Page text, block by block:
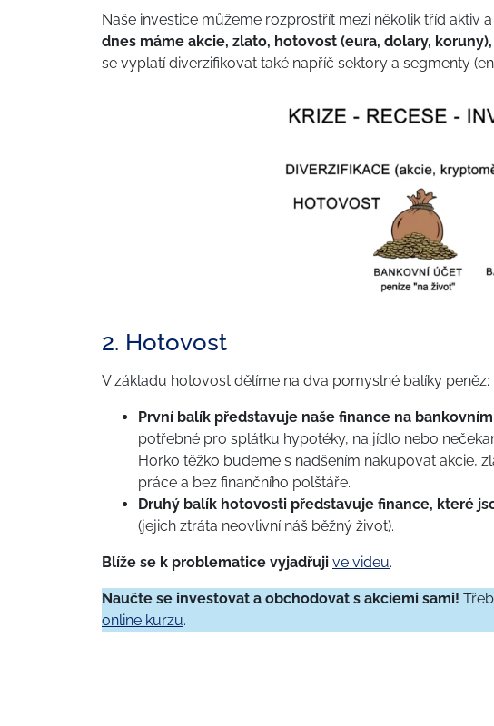
Naše investice můžeme rozprostřít mezi několik tříd aktiv
dnes máme akcie, zlato, hotovost (eura, dolary,
se vyplatí diverzifikovat také napříč sektory a segmenty
2. Hotovost
V základu hotovost dělíme na dva pomyslné balíky peněz:
První balík představuje naše finance na
potřebné pro splátku hypotéky, na jídlo nebo
Horko těžko budeme s nadšením nakupovat akcie,
práce a bez finančního polštáře.
Druhý balík hotovosti představuje finance, které
(jejich ztráta neovlivní náš běžný život).
Blíže se k problematice vyjadřuji ve videu.
Naučte se investovat a obchodovat s akciemi sami!
online kurzu.